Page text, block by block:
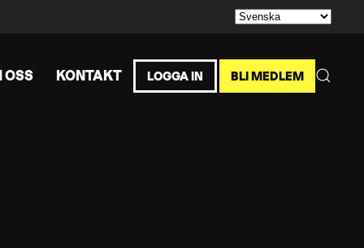
OSS KONTAKT LOGGA IN BLI MEDLEM